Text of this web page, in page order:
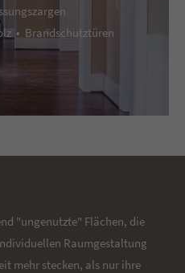
• Brandschutztüren
"ungenutzte" Flächen, die
Raumgestaltung
mehr stecken, als nur ihre